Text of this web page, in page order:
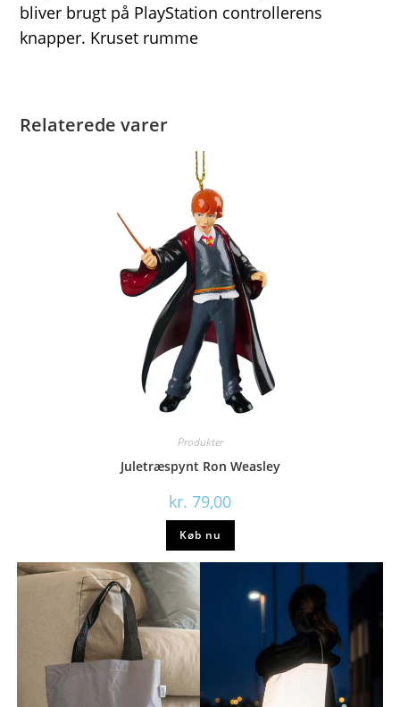
bliver brugt på PlayStation controllerens
knapper. Kruset rumme
Relaterede varer
Produkter
Juletræspynt Ron Weasley
kr. 79,00
Køb nu